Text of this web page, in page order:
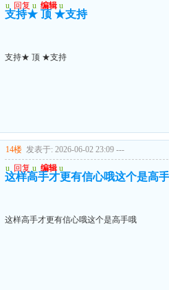
u 回复 u 编辑 u
支持★ 顶 ★支持
支持★ 顶 ★支持
14楼 发表于: 2026-06-02 23:09 ---
u 回复 u 编辑 u
这样高手才更有信心哦这个是高
这样高手才更有信心哦这个是高手哦